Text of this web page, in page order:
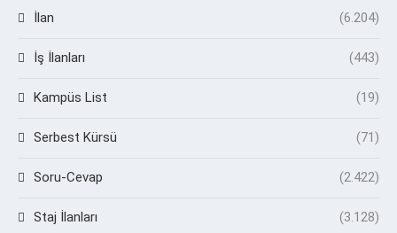
İlan (6.204)
İş İlanları (443)
Kampüs List (19)
Serbest Kürsü (71)
Soru-Cevap (2.422)
Staj İlanları (3.128)